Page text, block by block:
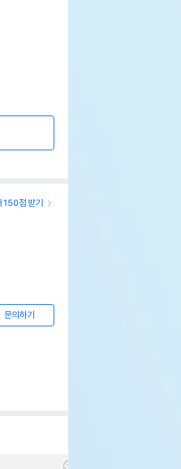
150점 받기
문의하기